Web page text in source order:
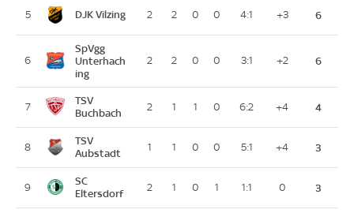
5 DJK Vilzing 2 2 0 0 4:1 +3 6
6
SpVgg
Unterhach
ing
2 2 0 0 3:1 +2 6
7
TSV
Buchbach
2 1 1 0 6:2 +4 4
8
TSV
Aubstadt
1 1 0 0 5:1 +4 3
9
SC
Eltersdorf
2 1 0 1 1:1 0 3